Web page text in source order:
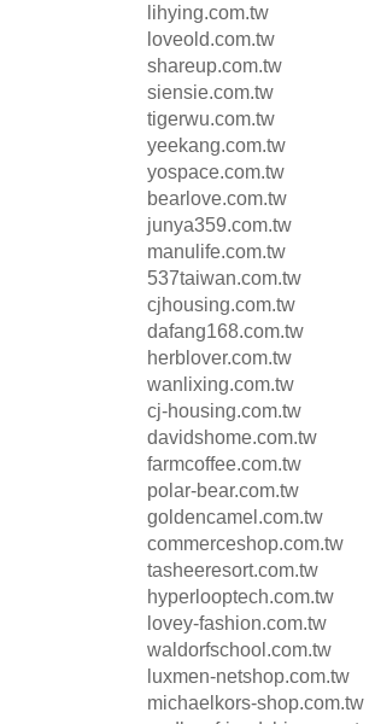
lihying.com.tw
loveold.com.tw
shareup.com.tw
siensie.com.tw
tigerwu.com.tw
yeekang.com.tw
yospace.com.tw
bearlove.com.tw
junya359.com.tw
manulife.com.tw
537taiwan.com.tw
cjhousing.com.tw
dafang168.com.tw
herblover.com.tw
wanlixing.com.tw
cj-housing.com.tw
davidshome.com.tw
farmcoffee.com.tw
polar-bear.com.tw
goldencamel.com.tw
commerceshop.com.tw
tasheeresort.com.tw
hyperlooptech.com.tw
lovey-fashion.com.tw
waldorfschool.com.tw
luxmen-netshop.com.tw
michaelkors-shop.com.tw